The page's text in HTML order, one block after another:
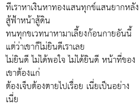
ทีเราหาเงินหาทองแสนทุกข์แสนยากหลัง
สู้ฟ้าหน้าสู้ดิน
ทนทุกขเวทนาหามาเลี้ยงก้อนกายอันนี้
แต่ว่าเขาก็ไม่ยินดีเราเลย
ไม่ยินดี ไม่ได้พอใจ ไม่ได้ยินดี หน้าที่ของ
เขาต้องแก่
ต้องเจ็บต้องตายไปเรื่อย เนี่ยเป็นอย่าง
เนี่ย